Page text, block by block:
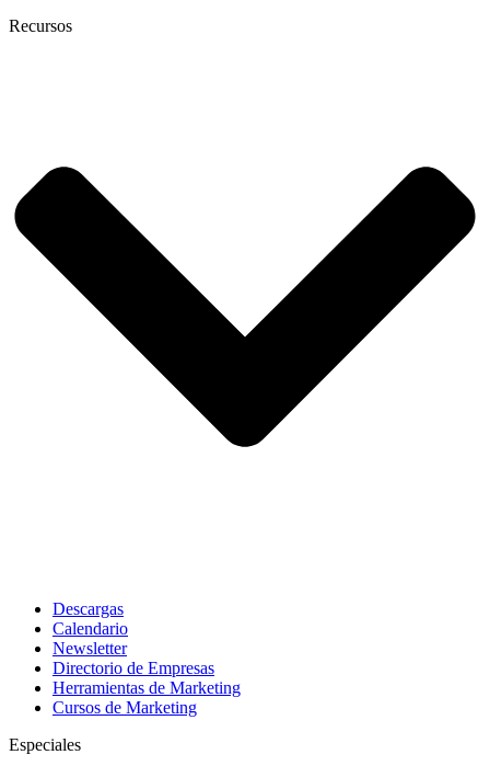
Recursos
Descargas
Calendario
Newsletter
Directorio de Empresas
Herramientas de Marketing
Cursos de Marketing
Especiales